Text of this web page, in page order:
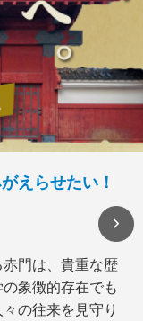
えらせたい！
門は、貴重な歴
象徴的存在でも
の往来を見守り